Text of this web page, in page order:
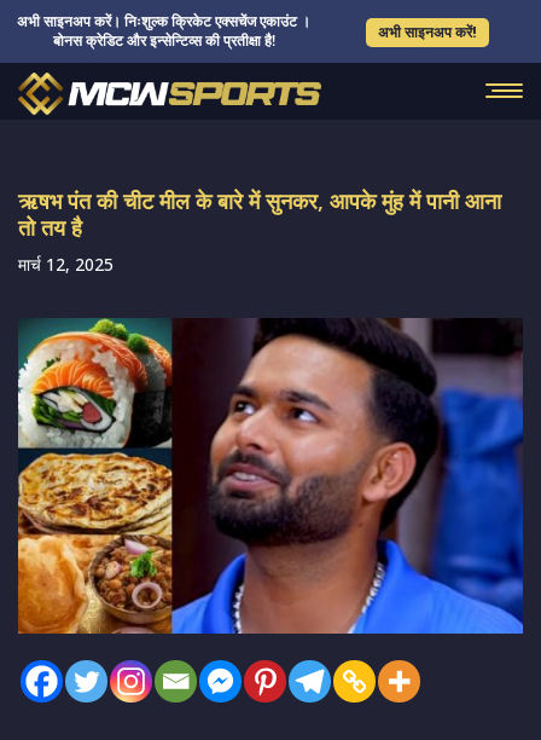
अभी साइनअप करें। निःशुल्क क्रिकेट एक्सचेंज एकाउंट ।
बोनस क्रेडिट और इन्सेन्टिव्स की प्रतीक्षा है!
अभी साइनअप करें!
ऋषभ पंत की चीट मील के बारे में सुनकर, आपके मुंह में पानी आना
तो तय है
मार्च 12, 2025